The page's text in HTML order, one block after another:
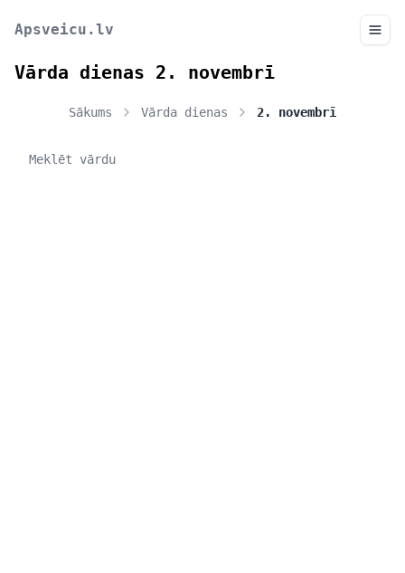
Apsveicu.lv
Vārda dienas 2. novembrī
Sākums Vārda dienas 2. novembrī